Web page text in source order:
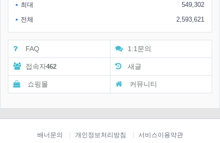
최대
549,302
전체
2,593,621
FAQ 1:1문의
접속자462 새글
쇼핑몰 커뮤니티
배너문의 개인정보처리방침 서비스이용약관